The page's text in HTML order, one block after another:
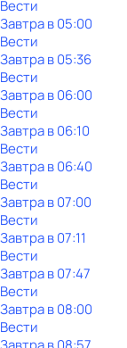
Вести
Завтра в 05:00
Вести
Завтра в 05:36
Вести
Завтра в 06:00
Вести
Завтра в 06:10
Вести
Завтра в 06:40
Вести
Завтра в 07:00
Вести
Завтра в 07:11
Вести
Завтра в 07:47
Вести
Завтра в 08:00
Вести